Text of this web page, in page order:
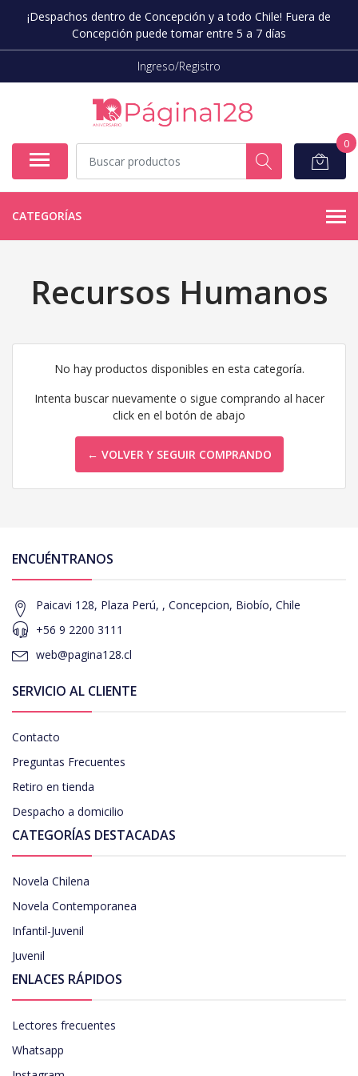
¡Despachos dentro de Concepción y a todo Chile! Fuera de
Concepción puede tomar entre 5 a 7 días
Ingreso/Registro
0
CATEGORÍAS
Recursos Humanos
No hay productos disponibles en esta categoría.
Intenta buscar nuevamente o sigue comprando al hacer
click en el botón de abajo
← VOLVER Y SEGUIR COMPRANDO
ENCUÉNTRANOS
Paicavi 128, Plaza Perú, , Concepcion, Biobío, Chile
+56 9 2200 3111
web@pagina128.cl
SERVICIO AL CLIENTE
Contacto
Preguntas Frecuentes
Retiro en tienda
Despacho a domicilio
CATEGORÍAS DESTACADAS
Novela Chilena
Novela Contemporanea
Infantil-Juvenil
Juvenil
ENLACES RÁPIDOS
Lectores frecuentes
Whatsapp